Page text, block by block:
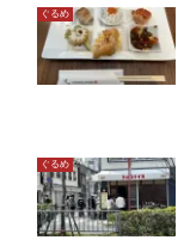
ぐるめ
ぐるめ